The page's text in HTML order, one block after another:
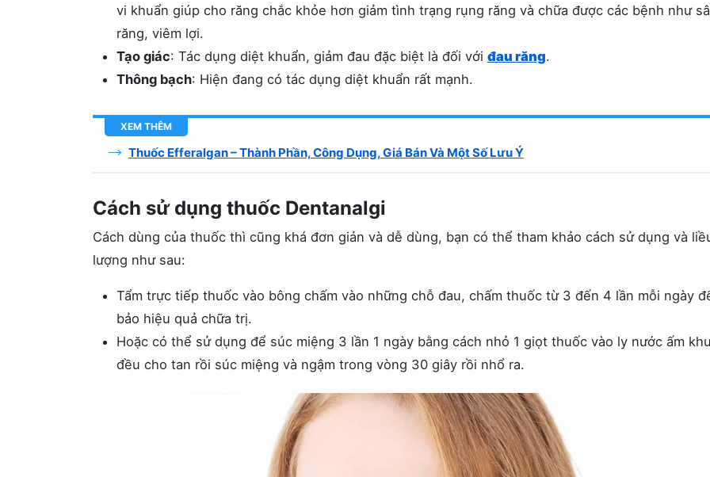
vi khuẩn giúp cho răng chắc khỏe hơn giảm tình trạng rụng răng và chữa được các bệnh như
răng, viêm lợi.
Tạo giác: Tác dụng diệt khuẩn, giảm đau đặc biệt là đối với đau răng.
Thông bạch: Hiện đang có tác dụng diệt khuẩn rất mạnh.
XEM THÊM
Thuốc Efferalgan – Thành Phần, Công Dụng, Giá Bán Và Một Số Lưu Ý
Cách sử dụng thuốc Dentanalgi
Cách dùng của thuốc thì cũng khá đơn giản và dễ dùng, bạn có thể tham khảo cách sử dụng và
lượng như sau:
Tẩm trực tiếp thuốc vào bông chấm vào những chỗ đau, chấm thuốc từ 3 đến 4 lần mỗi ngày
bảo hiệu quả chữa trị.
Hoặc có thể sử dụng để súc miệng 3 lần 1 ngày bằng cách nhỏ 1 giọt thuốc vào ly nước ấm
đều cho tan rồi súc miệng và ngậm trong vòng 30 giây rồi nhổ ra.